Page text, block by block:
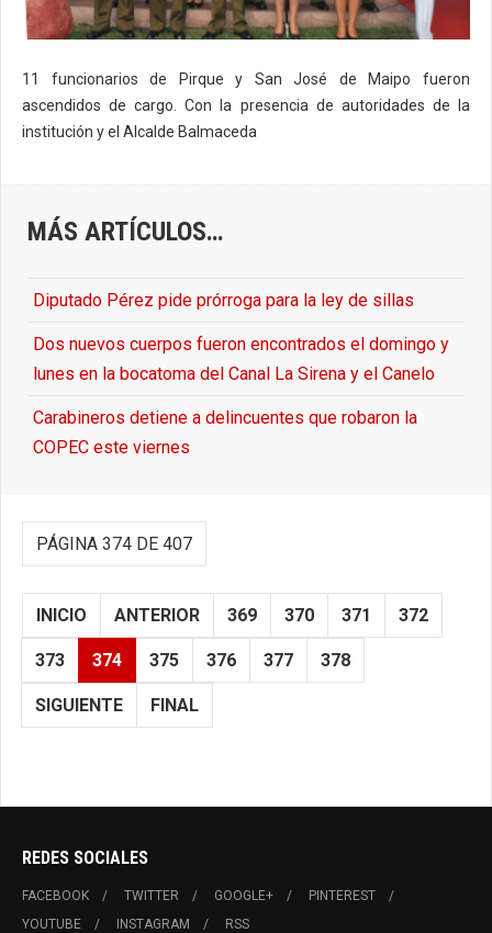
11 funcionarios de Pirque y San José de Maipo fueron
ascendidos de cargo. Con la presencia de autoridades de la
institución y el Alcalde Balmaceda
MÁS ARTÍCULOS…
Diputado Pérez pide prórroga para la ley de sillas
Dos nuevos cuerpos fueron encontrados el domingo y
lunes en la bocatoma del Canal La Sirena y el Canelo
Carabineros detiene a delincuentes que robaron la
COPEC este viernes
PÁGINA 374 DE 407
INICIO ANTERIOR 369 370 371 372
373 374 375 376 377 378
SIGUIENTE FINAL
REDES SOCIALES
FACEBOOK TWITTER GOOGLE+
PINTEREST
YOUTUBE
INSTAGRAM RSS